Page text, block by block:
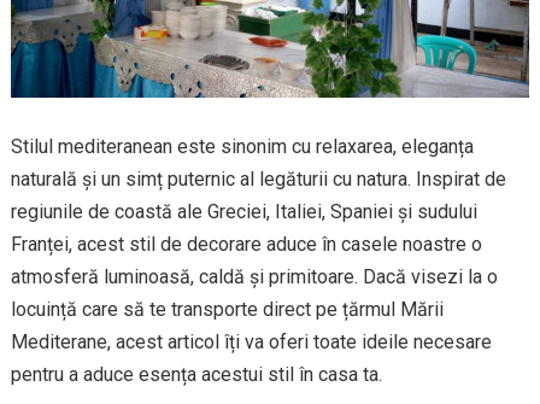
Stilul mediteranean este sinonim cu relaxarea, eleganța
naturală și un simț puternic al legăturii cu natura. Inspirat de
regiunile de coastă ale Greciei, Italiei, Spaniei și sudului
Franței, acest stil de decorare aduce în casele noastre o
atmosferă luminoasă, caldă și primitoare. Dacă visezi la o
locuință care să te transporte direct pe țărmul Mării
Mediterane, acest articol îți va oferi toate ideile necesare
pentru a aduce esența acestui stil în casa ta.